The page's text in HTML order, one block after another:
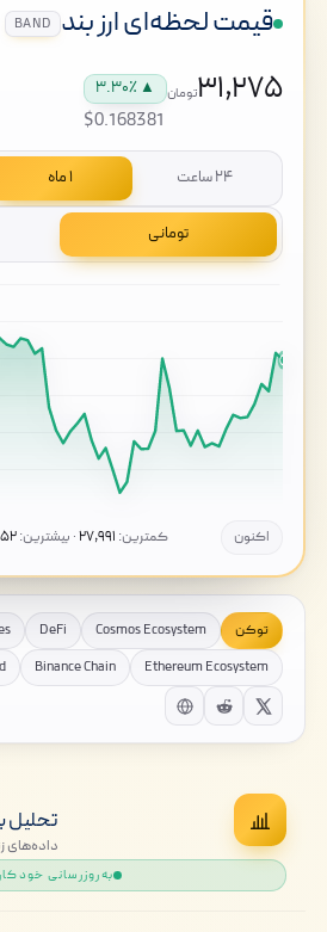
قیمت لحظه‌ای ارز بند BAND
۳۱,۲۷۵تومان ▲ ۳.۳۰٪
$0.168381
۲۴ ساعت ۱ ماه
تومانی
کمترین: ۲۷,۹۹۱· بیشترین: اکنون
توکن Cosmos Ecosystem
DeFi
Ethereum Ecosystem
Binance Chain
تحلیل
داده‌های
به‌روزرسانی خودکار